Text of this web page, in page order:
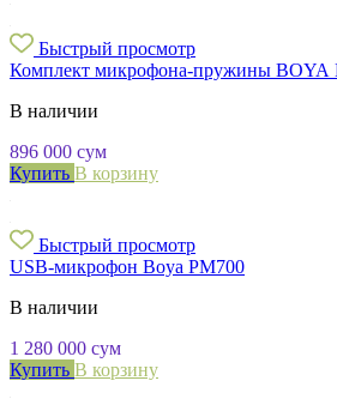
Быстрый просмотр
Комплект микрофона-пружины BOYA
В наличии
896 000 сум
Купить В корзину
Быстрый просмотр
USB-микрофон Boya PM700
В наличии
1 280 000 сум
Купить В корзину